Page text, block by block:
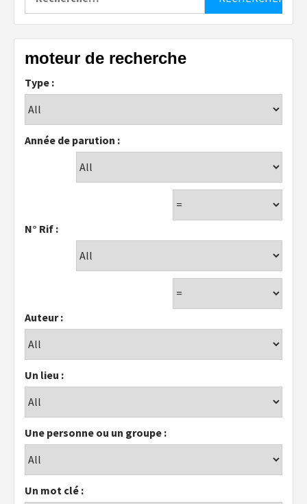
moteur de recherche
Type :
Année de parution :
N° Rif :
Auteur :
Un lieu :
Une personne ou un groupe :
Un mot clé :